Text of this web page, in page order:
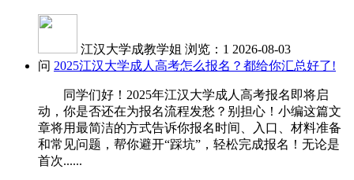
江汉大学成教学姐 浏览：1 2026-08-03
问 2025江汉大学成人高考怎么报名？都给你汇总好了!
同学们好！2025年江汉大学成人高考报名即将启
动，你是否还在为报名流程发愁？别担心！小编这篇文
章将用最简洁的方式告诉你报名时间、入口、材料准备
和常见问题，帮你避开“踩坑”，轻松完成报名！无论是
首次......